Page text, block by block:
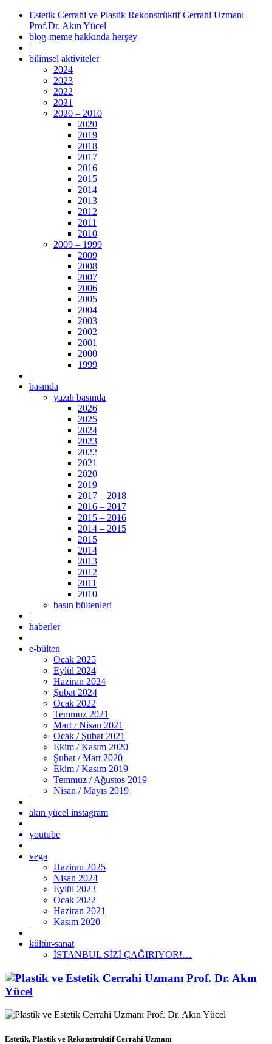
Estetik Cerrahi ve Plastik Rekonstrüktif Cerrahi Uzmanı
Prof.Dr. Akın Yücel
blog-meme hakkında herşey
|
bilimsel aktiviteler
2024
2023
2022
2021
2020 – 2010
2020
2019
2018
2017
2016
2015
2014
2013
2012
2011
2010
2009 – 1999
2009
2008
2007
2006
2005
2004
2003
2002
2001
2000
1999
|
basında
yazılı basında
2026
2025
2024
2023
2022
2021
2020
2019
2017 – 2018
2016 – 2017
2015 – 2016
2014 – 2015
2015
2014
2013
2012
2011
2010
basın bültenleri
|
haberler
|
e-bülten
Ocak 2025
Eylül 2024
Haziran 2024
Şubat 2024
Ocak 2022
Temmuz 2021
Mart / Nisan 2021
Ocak / Şubat 2021
Ekim / Kasım 2020
Şubat / Mart 2020
Ekim / Kasım 2019
Temmuz / Ağustos 2019
Nisan / Mayıs 2019
|
akın yücel instagram
|
youtube
|
vega
Haziran 2025
Nisan 2024
Eylül 2023
Ocak 2022
Haziran 2021
Kasım 2020
|
kültür-sanat
İSTANBUL SİZİ ÇAĞIRIYOR!…
Estetik, Plastik ve Rekonstrüktif Cerrahi Uzmanı